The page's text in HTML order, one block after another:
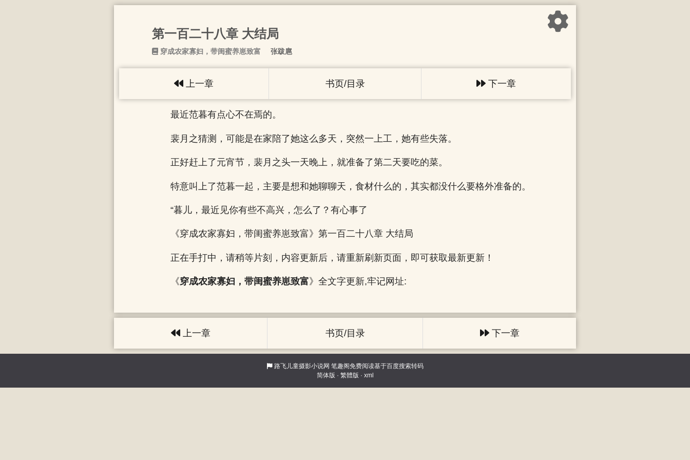
第一百二十八章 大结局
穿成农家寡妇，带闺蜜养崽致富 张跋扈
上一章 书页/目录 下一章
最近范暮有点心不在焉的。
裴月之猜测，可能是在家陪了她这么多天，突然一上工，她有些失落。
正好赶上了元宵节，裴月之头一天晚上，就准备了第二天要吃的菜。
特意叫上了范暮一起，主要是想和她聊聊天，食材什么的，其实都没什么要格外准备的。
“暮儿，最近见你有些不高兴，怎么了？有心事了
《穿成农家寡妇，带闺蜜养崽致富》第一百二十八章 大结局
正在手打中，请稍等片刻，内容更新后，请重新刷新页面，即可获取最新更新！
《穿成农家寡妇，带闺蜜养崽致富》全文字更新,牢记网址:
上一章 书页/目录 下一章
路飞儿童摄影小说网 笔趣阁免费阅读基于百度搜索转码
简体版 · 繁體版 · xml